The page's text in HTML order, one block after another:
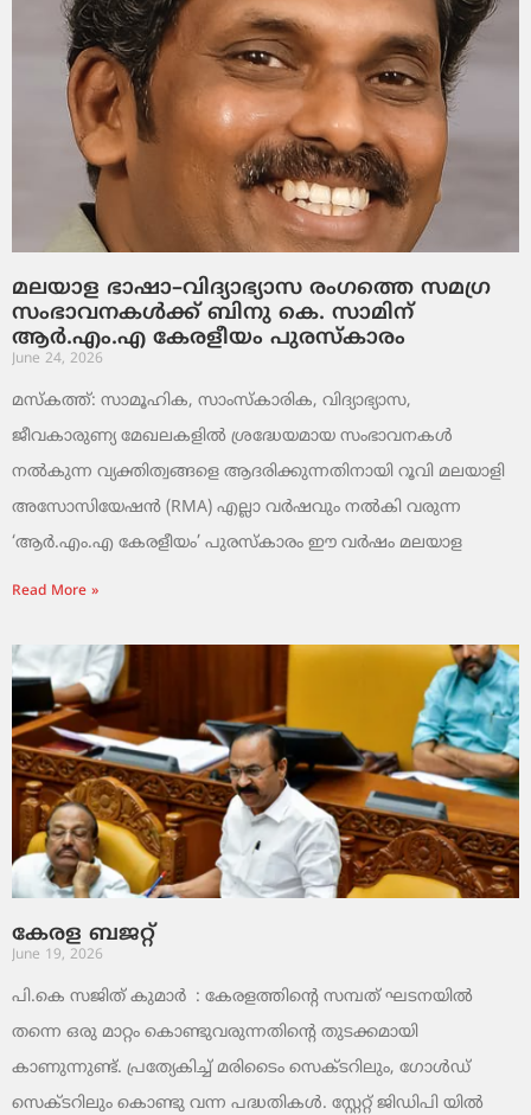
മലയാള ഭാഷാ–വിദ്യാഭ്യാസ രംഗത്തെ സമഗ്ര
സംഭാവനകൾക്ക് ബിനു കെ. സാമിന്
ആർ.എം.എ കേരളീയം പുരസ്‌കാരം
June 24, 2026
മസ്കത്ത്: സാമൂഹിക, സാംസ്‌കാരിക, വിദ്യാഭ്യാസ,
ജീവകാരുണ്യ മേഖലകളിൽ ശ്രദ്ധേയമായ സംഭാവനകൾ
നൽകുന്ന വ്യക്തിത്വങ്ങളെ ആദരിക്കുന്നതിനായി റൂവി മലയാളി
അസോസിയേഷൻ (RMA) എല്ലാ വർഷവും നൽകി വരുന്ന
‘ആർ.എം.എ കേരളീയം’ പുരസ്‌കാരം ഈ വർഷം മലയാള
Read More »
കേരള ബജറ്റ്
June 19, 2026
പി.കെ സജിത് കുമാര്‍ : കേരളത്തിന്റെ സമ്പത് ഘടനയിൽ
തന്നെ ഒരു മാറ്റം കൊണ്ടുവരുന്നതിന്റെ തുടക്കമായി
കാണുന്നുണ്ട്. പ്രത്യേകിച്ച് മരിടൈം സെക്ടറിലും, ഗോൾഡ്
സെക്ടറിലും കൊണ്ടു വന്ന പദ്ധതികൾ. സ്റ്റേറ്റ് ജിഡിപി യിൽ